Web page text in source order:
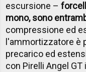
escursione –
mono, sono
compressione ed
l'ammortizzatore è
precarico ed
con Pirelli Angel